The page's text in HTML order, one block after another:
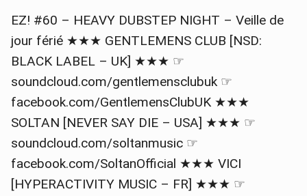
EZ! #60 – HEAVY DUBSTEP NIGHT – Veille de
jour férié ★★★ GENTLEMENS CLUB [NSD:
BLACK LABEL – UK] ★★★ ☞
soundcloud.com/gentlemensclubuk ☞
facebook.com/GentlemensClubUK ★★★
SOLTAN [NEVER SAY DIE – USA] ★★★ ☞
soundcloud.com/soltanmusic ☞
facebook.com/SoltanOfficial ★★★ VICI
[HYPERACTIVITY MUSIC – FR] ★★★ ☞